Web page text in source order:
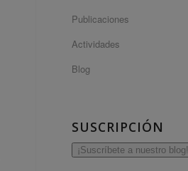
Publicaciones
Actividades
Blog
SUSCRIPCIÓN
¡Suscríbete a nuestro blog!